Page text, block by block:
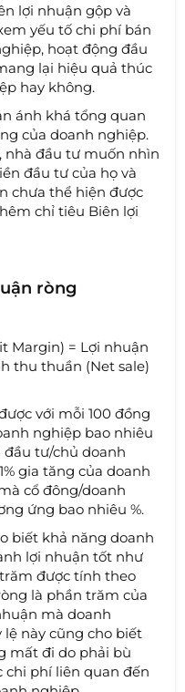
lợi nhuận gộp và
yếu tố chi phí bán
hoạt động đầu
lại hiệu quả thúc
hay không.
ánh khá tổng quan
của doanh nghiệp.
nhà đầu tư muốn nhìn
đầu tư của họ và
chưa thể hiện được
chỉ tiêu Biên lợi
ròng
Margin) = Lợi nhuận
thu thuần (Net sale)
với mỗi 100 đồng
nghiệp bao nhiêu
đầu tư/chủ doanh
gia tăng của doanh
cổ đông/doanh
ứng bao nhiêu %.
biết khả năng doanh
lợi nhuận tốt như
được tính theo
là phần trăm của
mà doanh
lệ này cũng cho biết
mất đi do phải bù
chi phí liên quan đến